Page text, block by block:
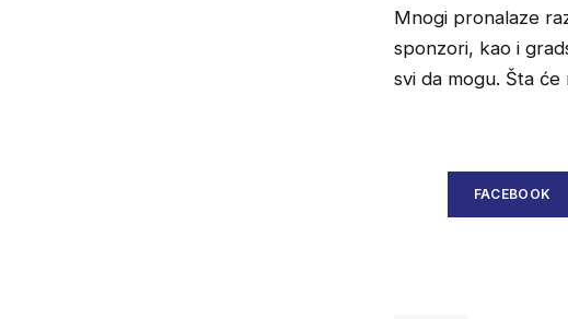
Mnogi pronalaze
sponzori, kao i
svi da mogu. Šta će
FACEBOOK